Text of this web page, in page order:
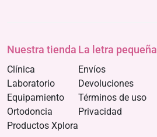
Nuestra tienda
Clínica
Laboratorio
Equipamiento
Ortodoncia
Productos Xplora
La letra pequeña
Envíos
Devoluciones
Términos de uso
Privacidad